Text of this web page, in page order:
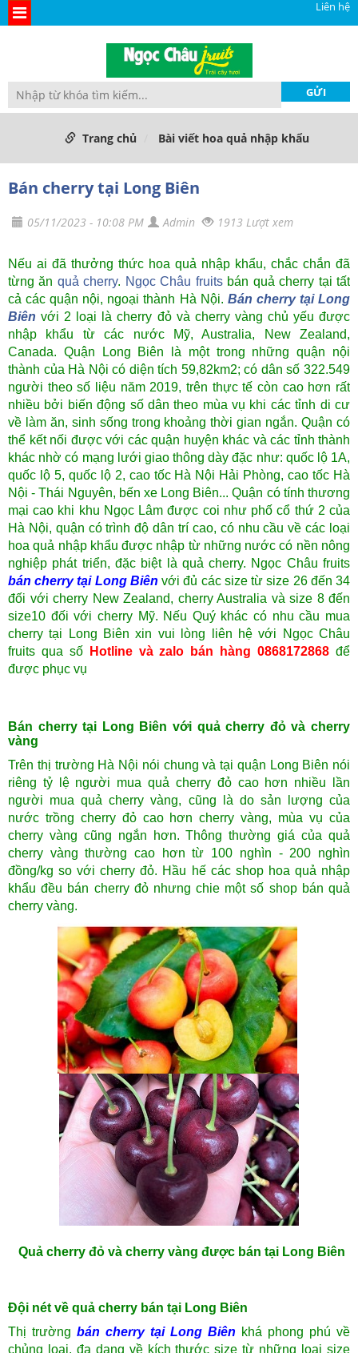
Liên hệ
Trang chủ Bài viết hoa quả nhập khẩu
Bán cherry tại Long Biên
05/11/2023 - 10:08 PM Admin 1913 Lượt xem
Nếu ai đã thưởng thức hoa quả nhập khẩu, chắc chắn đã
từng ăn quả cherry. Ngọc Châu fruitsbán quả cherry tại tất
cả các quận nội, ngoại thành Hà Nội. Bán cherry tại Long
Biên với 2 loại là cherry đỏ và cherry vàng chủ yếu được
nhập khẩu từ các nước Mỹ, Australia, New Zealand,
Canada. Quận Long Biên là một trong những quận nội
thành của Hà Nội có diện tích 59,82km2; có dân số 322.549
người theo số liệu năm 2019, trên thực tế còn cao hơn rất
nhiều bởi biến động số dân theo mùa vụ khi các tỉnh di cư
về làm ăn, sinh sống trong khoảng thời gian ngắn. Quận có
thể kết nối được với các quận huyện khác và các tỉnh thành
khác nhờ có mạng lưới giao thông dày đặc như: quốc lộ 1A,
quốc lộ 5, quốc lộ 2, cao tốc Hà Nội Hải Phòng, cao tốc Hà
Nội - Thái Nguyên, bến xe Long Biên... Quận có tính thương
mại cao khi khu Ngọc Lâm được coi như phố cổ thứ 2 của
Hà Nội, quận có trình độ dân trí cao, có nhu cầu về các loại
hoa quả nhập khẩu được nhập từ những nước có nền nông
nghiệp phát triển, đặc biệt là quả cherry. Ngọc Châu fruits
bán cherry tại Long Biên với đủ các size từ size 26 đến 34
đối với cherry New Zealand, cherry Australia và size 8 đến
size10 đối với cherry Mỹ. Nếu Quý khác có nhu cầu mua
cherry tại Long Biên xin vui lòng liên hệ với Ngọc Châu
fruits qua số
Hotline và zalo bán hàng 0868172868 để
được phục vụ
Bán cherry tại Long Biên với quả cherry đỏ và cherry
vàng
Trên thị trường Hà Nội nói chung và tại quận Long Biên nói
riêng tỷ lệ người mua quả cherry đỏ cao hơn nhiều lần
người mua quả cherry vàng, cũng là do sản lượng của
nước trồng cherry đỏ cao hơn cherry vàng, mùa vụ của
cherry vàng cũng ngắn hơn. Thông thường giá của quả
cherry vàng thường cao hơn từ 100 nghìn - 200 nghìn
đồng/kg so với cherry đỏ. Hầu hế các shop hoa quả nhập
khẩu đều bán cherry đỏ nhưng chie một số shop bán quả
cherry vàng.
Quả cherry đỏ và cherry vàng được bán tại Long Biên
Đội nét về quả cherry bán tại Long Biên
Thị trường bán cherry tại Long Biên khá phong phú về
chủng loại, đa dạng về kích thước size từ những loại size